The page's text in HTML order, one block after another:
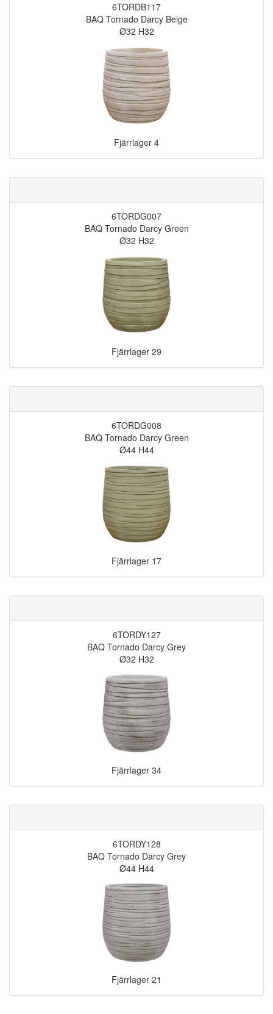
6TORDB117
BAQ Tornado Darcy Beige
Ø32 H32
Fjärrlager 4
6TORDG007
BAQ Tornado Darcy Green
Ø32 H32
Fjärrlager 29
6TORDG008
BAQ Tornado Darcy Green
Ø44 H44
Fjärrlager 17
6TORDY127
BAQ Tornado Darcy Grey
Ø32 H32
Fjärrlager 34
6TORDY128
BAQ Tornado Darcy Grey
Ø44 H44
Fjärrlager 21